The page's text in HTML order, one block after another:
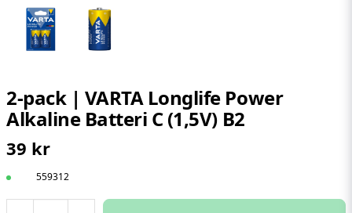
2-pack | VARTA Longlife Power
Alkaline Batteri C (1,5V) B2
39 kr
559312